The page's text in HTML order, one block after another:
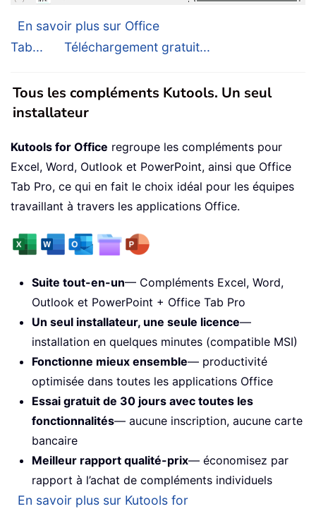
En savoir plus sur Office
Tab...
Téléchargement gratuit...
Tous les compléments Kutools. Un seul
installateur
Kutools for Office regroupe les compléments pour
Excel, Word, Outlook et PowerPoint, ainsi que Office
Tab Pro, ce qui en fait le choix idéal pour les équipes
travaillant à travers les applications Office.
Suite tout-en-un— Compléments Excel, Word,
Outlook et PowerPoint + Office Tab Pro
Un seul installateur, une seule licence—
installation en quelques minutes (compatible MSI)
Fonctionne mieux ensemble— productivité
optimisée dans toutes les applications Office
Essai gratuit de 30 jours avec toutes les
fonctionnalités— aucune inscription, aucune carte
bancaire
Meilleur rapport qualité-prix— économisez par
rapport à l’achat de compléments individuels
En savoir plus sur Kutools for